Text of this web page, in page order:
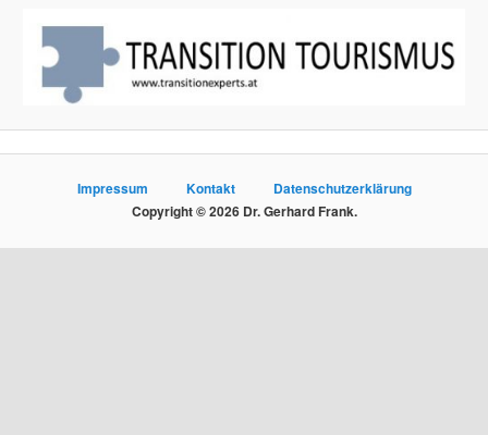
Impressum Kontakt
Datenschutzerklärung
Copyright © 2026 Dr. Gerhard Frank.